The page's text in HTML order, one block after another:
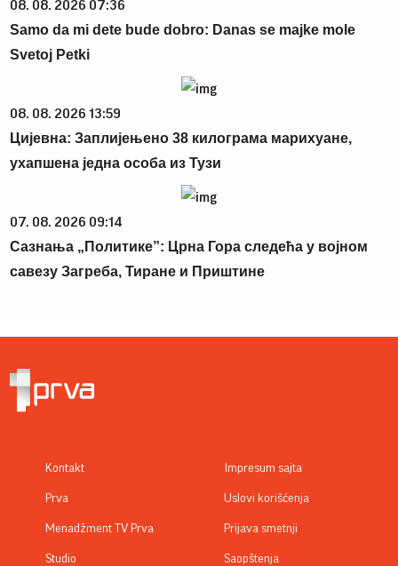
08. 08. 2026 07:36
Samo da mi dete bude dobro: Danas se majke mole
Svetoj Petki
08. 08. 2026 13:59
Цијевна: Заплијењено 38 килограма марихуане,
ухапшена једна особа из Тузи
07. 08. 2026 09:14
Сазнања „Политике”: Црна Гора следећа у војном
савезу Загреба, Тиране и Приштине
Kontakt
Prva
Menadžment TV Prva
Studio
Impresum sajta
Uslovi korišćenja
Prijava smetnji
Saopštenja